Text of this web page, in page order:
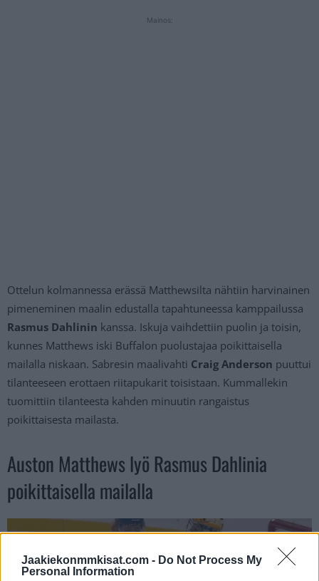
Jaakiekonmmkisat.com - Do Not Process My
Personal Information
Mainos:
Ottelun kolmannessa erässä Matthewsilta nähtiin harvinainen
pimeneminen maalin edustalla tapahtuneessa kamppailussa
Rasmus Dahlinin kanssa. Iskuja vaihdettiin puolin ja toisin,
kunnes Matthews iski Buffalon puolustajaa poikittaisella
mailalla niskaan. Sabresin maalivahti Craig Anderson puuttui
tilanteeseen erottaen riitapukarit toisistaan. Kummallekin
tuomittiin tilanteesta kahden minuutin rangaistus
poikittaisesta mailasta.
Auston Matthews lyö Rasmus Dahlinia
poikittaisella mailalla